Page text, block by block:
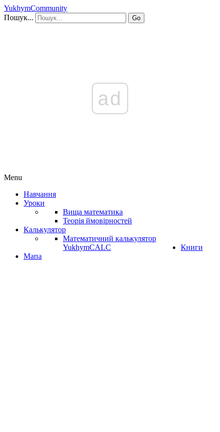
YukhymCommunity
Пошук...
Go
ad
Menu
Навчання
Уроки
Вища математика
Теорія ймовірностей
Калькулятор
Математичний калькулятор
YukhymCALC
Книги
Мапа